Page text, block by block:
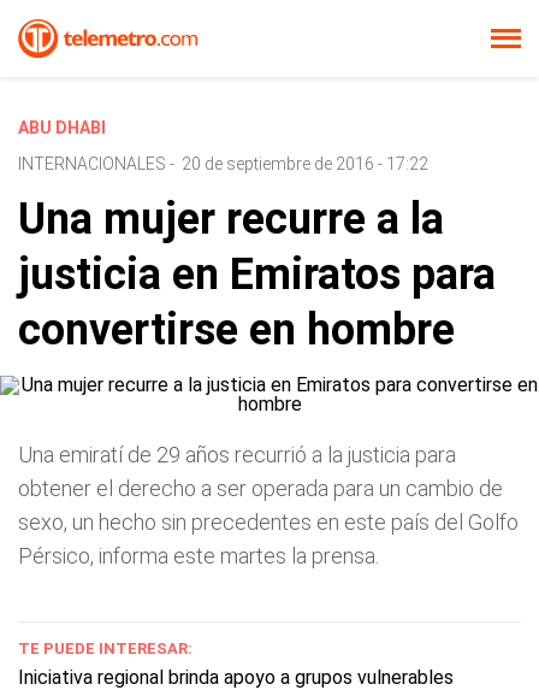
ABU DHABI
INTERNACIONALES - 20 de septiembre de 2016 - 17:22
Una mujer recurre a la
justicia en Emiratos para
convertirse en hombre
Una emiratí de 29 años recurrió a la justicia para
obtener el derecho a ser operada para un cambio de
sexo, un hecho sin precedentes en este país del Golfo
Pérsico, informa este martes la prensa.
TE PUEDE INTERESAR:
Iniciativa regional brinda apoyo a grupos vulnerables